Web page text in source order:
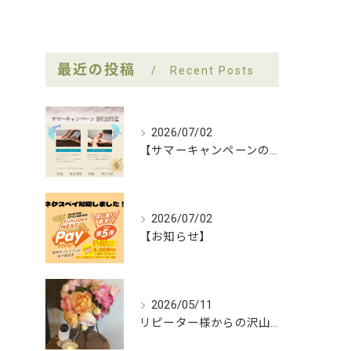
最近の投稿 Recent Posts
2026/07/02
【サマーキャンペーンのお知らせ】
2026/07/02
【お知らせ】
2026/05/11
リピーター様からの沢山の薔薇をいただきましたー！